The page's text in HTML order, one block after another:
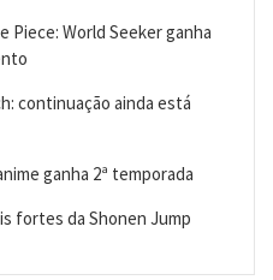
Piece: World Seeker ganha
continuação ainda está
ganha 2ª temporada
fortes da Shonen Jump